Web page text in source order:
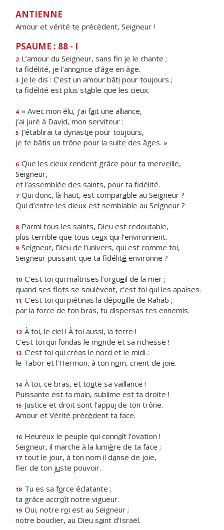
ANTIENNE
Amour et vérité te précèdent, Seigneur !
PSAUME : 88 - I
2 L’amour du Seigneur, sans fn je le chante ;
ta fidélité, je l’annonce d’âge en âge.
3 Je le dis : C’est un amour bâti pour toujours ;
ta fidélité est plus stable que les cieux.
4 « Avec mon élu, j’ai fait une alliance,
j’ai juré à David, mon serviteur :
5 J’établirai ta dynastie pour toujours,
je te bâtis un trône pour la suite des âges. »
6 Que les cieux rendent grâce pour ta merveille,
Seigneur,
et l’assemblée des saints, pour ta fidélité.
7 Qui donc, là-haut, est comparable au Seigneur ?
Qui d’entre les dieux est semblable au Seigneur ?
8 Parmi tous les saints, Dieu est redoutable,
plus terrible que tous ceux qui l’environnent.
9 Seigneur, Dieu de l’univers, qui est comme toi,
Seigneur puissant que ta fidélité environne ?
10 C’est toi qui maîtrises l’orgueil de la mer ;
quand ses flots se soulèvent, c’est toi qui les apaises.
11 C’est toi qui piétinas la dépouille de Rahab ;
par la force de ton bras, tu dispersas tes ennemis.
12 À toi, le ciel ! À toi aussi, la terre !
C’est toi qui fondas le monde et sa richesse !
13 C’est toi qui créas le nord et le midi :
le Tabor et l’Hermon, à ton nom, crient de joie.
14 À toi, ce bras, et toute sa vaillance !
Puissante est ta main, sublime est ta droite !
15 Justice et droit sont l’appui de ton trône.
Amour et Vérité précèdent ta face.
16 Heureux le peuple qui connaît l’ovation !
Seigneur, il marche à la lumière de ta face ;
17 tout le jour, à ton nom il danse de joie,
fier de ton juste pouvoir.
18 Tu es sa force éclatante ;
ta grâce accroît notre vigueur.
19 Oui, notre roi est au Seigneur ;
notre bouclier, au Dieu saint d’Israël.